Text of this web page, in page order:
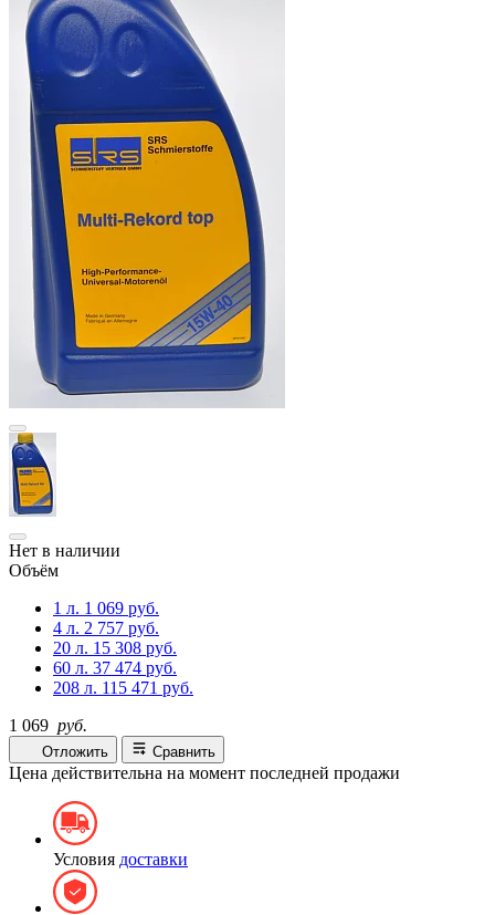
Нет в наличии
Объём
1 л. 1 069 руб.
4 л. 2 757 руб.
20 л. 15 308 руб.
60 л. 37 474 руб.
208 л. 115 471 руб.
1 069 руб.
Отложить Сравнить
Цена действительна на момент последней продажи
Условия доставки